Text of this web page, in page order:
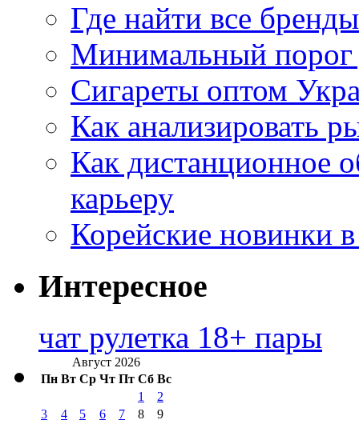
Где найти все
Минимальный порог
Сигареты оптом
Как анализировать
Как дистанционное
карьеру
Корейские новинки
Интересное
чат рулетка 18+ пары
Август 2026
Пн Вт Ср Чт Пт Сб Вс
1
2
3
4 5 6 7 8
9